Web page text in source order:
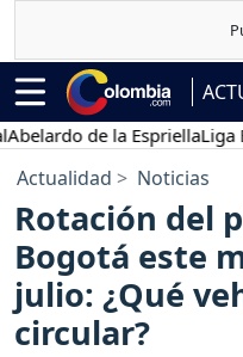
de la EspriellaLiga
Actualidad Noticias
Rotación del
Bogotá este
julio: ¿Qué
circular?